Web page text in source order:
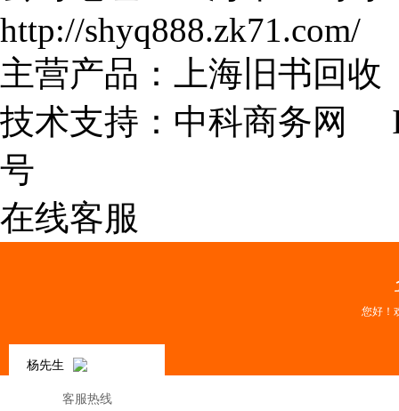
http://shyq888.zk71.com/
主营产品：上海旧书回
技术支持： 中科商务网
号
在线客服
您好！
杨先生
客服热线